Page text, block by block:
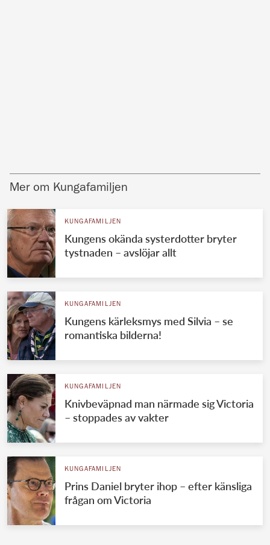
Mer om Kungafamiljen
KUNGAFAMILJEN
Kungens okända systerdotter bryter
tystnaden – avslöjar allt
KUNGAFAMILJEN
Kungens kärleksmys med Silvia – se
romantiska bilderna!
KUNGAFAMILJEN
Knivbeväpnad man närmade sig Victoria
– stoppades av vakter
KUNGAFAMILJEN
Prins Daniel bryter ihop – efter känsliga
frågan om Victoria